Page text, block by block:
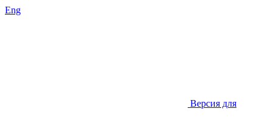
Eng
Версия для